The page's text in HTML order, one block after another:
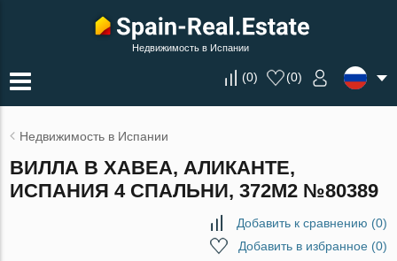
Недвижимость в Испании
(0) (0)
Недвижимость в Испании
ВИЛЛА В ХАВЕА, АЛИКАНТЕ,
ИСПАНИЯ 4 СПАЛЬНИ, 372М2 №80389
Добавить к сравнению (0)
Добавить в избранное(0)